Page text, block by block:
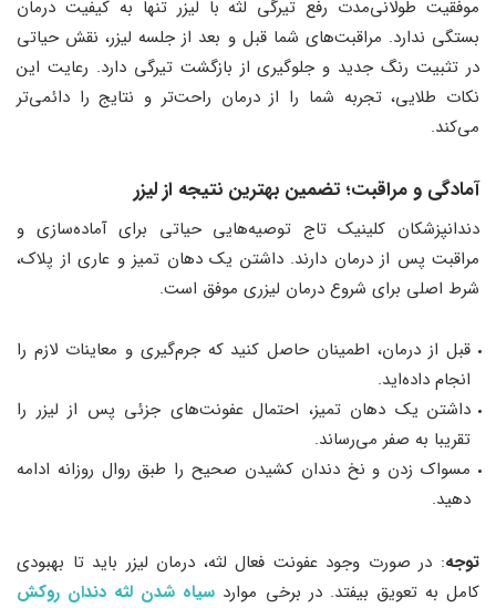
موفقیت طولانی‌مدت رفع تیرگی لثه با لیزر تنها به کیفیت درمان
بستگی ندارد. مراقبت‌های شما قبل و بعد از جلسه لیزر، نقش حیاتی
در تثبیت رنگ جدید و جلوگیری از بازگشت تیرگی دارد. رعایت این
نکات طلایی، تجربه شما را از درمان راحت‌تر و نتایج را دائمی‌تر
می‌کند.
آمادگی و مراقبت؛ تضمین بهترین نتیجه از لیزر
دندانپزشکان کلینیک تاج توصیه‌هایی حیاتی برای آماده‌سازی و
مراقبت پس از درمان دارند. داشتن یک دهان تمیز و عاری از پلاک،
شرط اصلی برای شروع درمان لیزری موفق است.
قبل از درمان، اطمینان حاصل کنید که جرم‌گیری و معاینات لازم را
انجام داده‌اید.
داشتن یک دهان تمیز، احتمال عفونت‌های جزئی پس از لیزر را
تقریبا به صفر می‌رساند.
مسواک زدن و نخ دندان کشیدن صحیح را طبق روال روزانه ادامه
دهید.
توجه: در صورت وجود عفونت فعال لثه، درمان لیزر باید تا بهبودی
کامل به تعویق بیفتد. در برخی موارد سیاه شدن لثه دندان روکش